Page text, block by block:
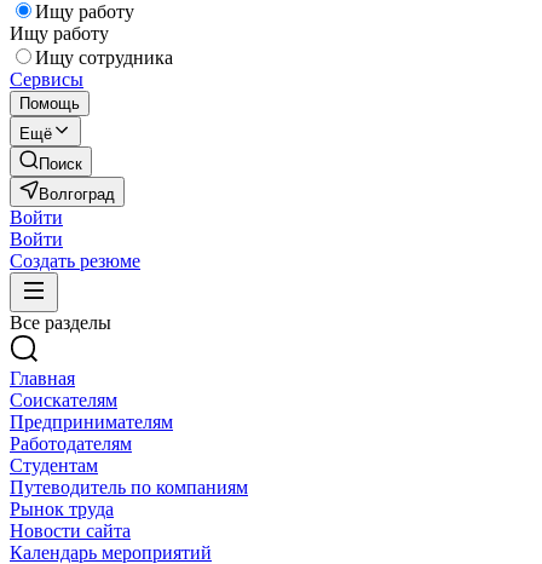
Ищу работу
Ищу работу
Ищу сотрудника
Сервисы
Помощь
Ещё
Поиск
Волгоград
Войти
Войти
Создать резюме
Все разделы
Главная
Соискателям
Предпринимателям
Работодателям
Студентам
Путеводитель по компаниям
Рынок труда
Новости сайта
Календарь мероприятий